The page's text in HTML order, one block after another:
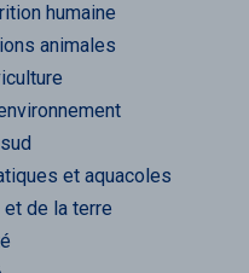
humaine
animales
et aquacoles
de la terre